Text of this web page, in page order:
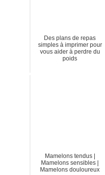
Des plans de repas
simples à imprimer pour
vous aider à perdre du
poids
Mamelons tendus |
Mamelons sensibles |
Mamelons douloureux